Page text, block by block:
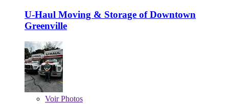
U-Haul Moving & Storage of Downtown
Greenville
VoirPhotos